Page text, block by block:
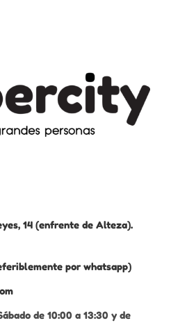
14 (enfrente de Alteza).
por whatsapp)
de 10:00 a 13:30 y de